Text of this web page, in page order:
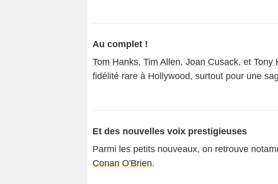
Au complet !
Tom Hanks, Tim Allen, Joan Cusack, et Tony
fidélité rare à Hollywood, surtout pour une
Et des nouvelles voix prestigieuses
Parmi les petits nouveaux, on retrouve
Conan O'Brien.